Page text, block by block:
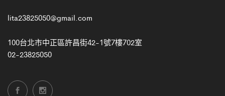
lita23825050@gmail.com
100台北市中正區許昌街42-1號7樓702室
02-23825050